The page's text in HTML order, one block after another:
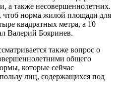
а также несовершеннолетних.
норма жилой площади для
квадратных метра, а 10
Валерий Бояринев.
также вопрос о
общего
которые сейчас
лиц, содержащихся под